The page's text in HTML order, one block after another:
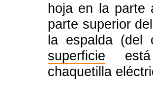
hoja en la parte
parte superior
la espalda (del
superficie está
chaquetilla